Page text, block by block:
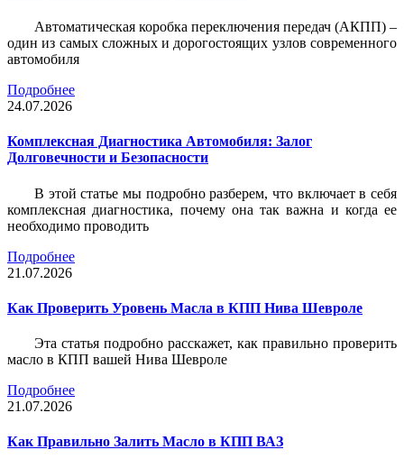
Автоматическая коробка переключения передач (АКПП) –
один из самых сложных и дорогостоящих узлов современного
автомобиля
Подробнее
24.07.2026
Комплексная Диагностика Автомобиля: Залог
Долговечности и Безопасности
В этой статье мы подробно разберем, что включает в себя
комплексная диагностика, почему она так важна и когда ее
необходимо проводить
Подробнее
21.07.2026
Как Проверить Уровень Масла в КПП Нива Шевроле
Эта статья подробно расскажет, как правильно проверить
масло в КПП вашей Нива Шевроле
Подробнее
21.07.2026
Как Правильно Залить Масло в КПП ВАЗ